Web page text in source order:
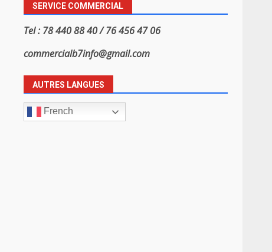
SERVICE COMMERCIAL
Tel : 78 440 88 40 / 76 456 47 06
commercialb7info@gmail.com
AUTRES LANGUES
French